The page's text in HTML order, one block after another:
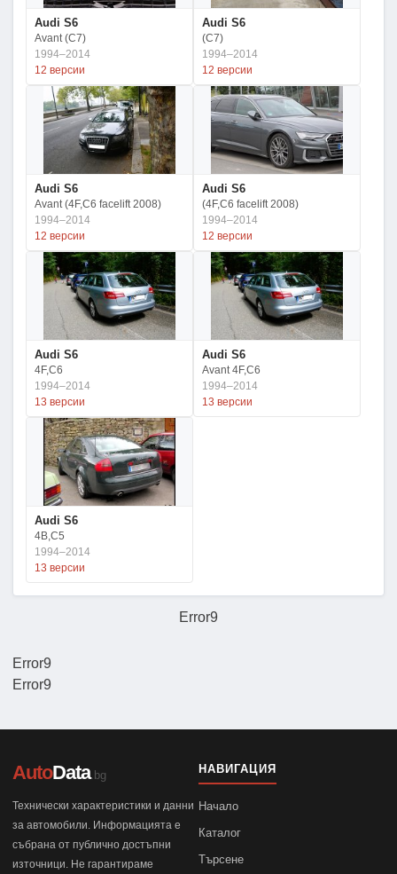
Error9
Audi S6
Avant (C7)
1994–2014
12 версии
Audi S6
(C7)
1994–2014
12 версии
Audi S6
Avant (4F,C6 facelift 2008)
1994–2014
12 версии
Audi S6
(4F,C6 facelift 2008)
1994–2014
12 версии
Audi S6
4F,C6
1994–2014
13 версии
Audi S6
Avant 4F,C6
1994–2014
13 версии
Audi S6
4B,C5
1994–2014
13 версии
Error9
Error9
AutoData.bg
Технически характеристики и данни
за автомобили. Информацията е
събрана от публично достъпни
източници. Не гарантираме
НАВИГАЦИЯ
Начало
Каталог
Търсене